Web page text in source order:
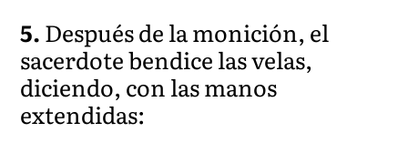
5.Después de la monición, el
sacerdote bendice las velas,
diciendo, con las manos
extendidas: